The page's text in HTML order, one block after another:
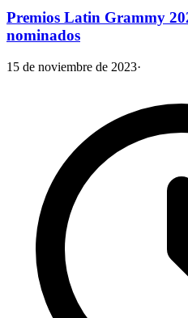
Premios Latin Grammy
nominados
15 de noviembre de 2023·